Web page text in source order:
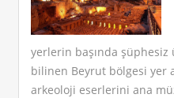
yerlerin başında
bilinen Beyrut bölgesi yer
arkeoloji eserlerini ana